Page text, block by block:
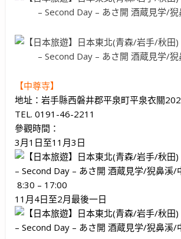
【中尊寺】
地址：岩手縣西磐井郡平泉町平泉衣關202
TEL. 0191-46-2211
參觀時間：
3月1日至11月3日
8:30 – 17:00
11月4日至2月最後一日